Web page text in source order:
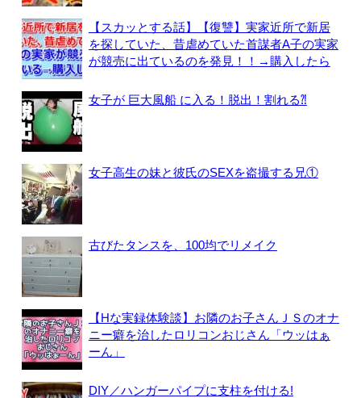
【スカッとする話】【復讐】実家近所で新居
を探していた、昔虐めていた首謀者A子の実家
が競売に出ているのを発見！！→購入したら
女子が 巨大風船 に入る！脱出！割れる⁈
女子高生の妹と彼氏のSEXを盗撮する兄①
古びたタンスを、100均でリメイク
【Hな実録体験談】お隣のお子さんＪＳのオナ
ニー癖を治したロリコンおじさん「ウッはぁ
ーん」
DIY／ハンガーパイプに支柱を付ける!